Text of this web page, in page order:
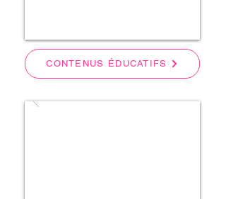
CONTENUS ÉDUCATIFS